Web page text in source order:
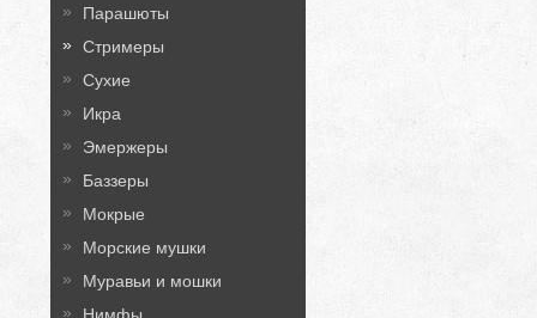
Парашюты
Стримеры
Сухие
Икра
Эмержеры
Баззеры
Мокрые
Морские мушки
Муравьи и мошки